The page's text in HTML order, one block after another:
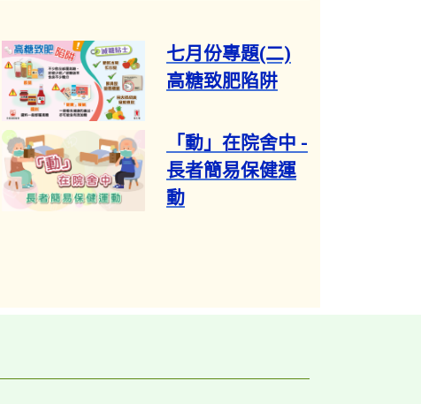
七月份專題​(二)
高糖致肥陷阱​
「動」在院舍中 -
長者簡易保健運
動